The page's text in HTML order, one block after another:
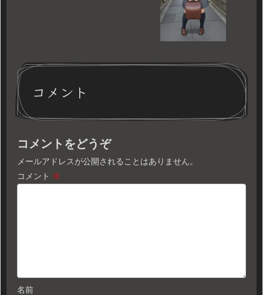
コメント
コメントをどうぞ
メールアドレスが公開されることはありません。
コメント ※
名前